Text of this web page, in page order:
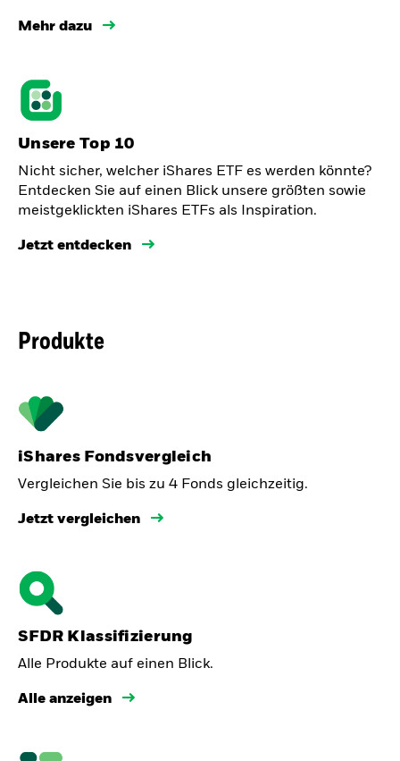
Mehr dazu
Unsere Top 10
Nicht sicher, welcher iShares ETF es werden könnte?
Entdecken Sie auf einen Blick unsere größten sowie
meistgeklickten iShares ETFs als Inspiration.
Jetzt entdecken
Produkte
iShares Fondsvergleich
Vergleichen Sie bis zu 4 Fonds gleichzeitig.
Jetzt vergleichen
SFDR Klassifizierung
Alle Produkte auf einen Blick.
Alle anzeigen